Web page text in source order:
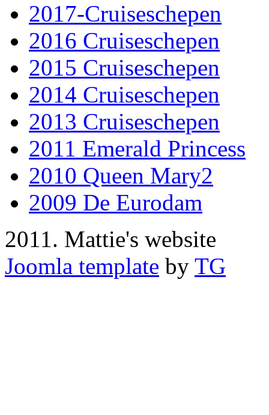
2017-Cruiseschepen
2016 Cruiseschepen
2015 Cruiseschepen
2014 Cruiseschepen
2013 Cruiseschepen
2011 Emerald Princess
2010 Queen Mary2
2009 De Eurodam
2011. Mattie's website
Joomla template by TG